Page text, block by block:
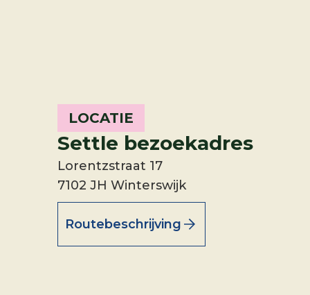
LOCATIE
Settle bezoekadres
Lorentzstraat 17
7102 JH Winterswijk
Routebeschrijving